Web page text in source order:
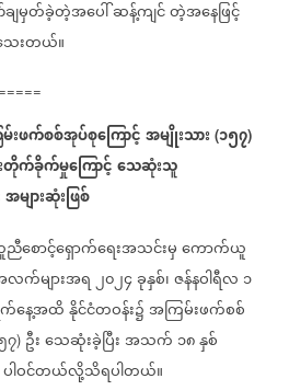
ျမှတ်ခဲ့တဲ့အပေါ်ဆန့်ကျင်တဲ့အနေဖြင့်
ေးတယ်။
းဖက်စစ်အုပ်စုကြောင့်အမျိုးသား (၁၅၇)
တိုက်ခိုက်မှုကြောင့်သေဆုံးသူ
အများဆုံးဖြစ်
စောင့်ရှောက်ရေးအသင်းမှကောက်ယူ
က်များအရ၂၀၂၄ခုနှစ်၊ဇန်နဝါရီလ ၁
နေ့အထိနိုင်ငံတဝန်း၌အကြမ်းဖက်စစ်
၇) ဦးသေဆုံးခဲ့ပြီးအသက် ၁၈နှစ်
ပါဝင်တယ်လို့သိရပါတယ်။